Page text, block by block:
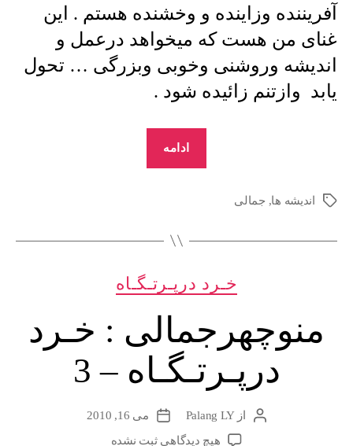
آفریننده وزاینده و وخشنده هستم . این
غنای من هست که میخواهد درعمل و
اندیشه وروشنی وخوبی وبزرگی … تحول
یابد وازتنم زائیده شود .
ادامه
–
برچسب‌ها
اندیشه ها, جمالی
دسته‌ها
خـرد درپـرتـگـاه
منوچهرجمالی : خـرد
درپـرتـگـاه – 3
نویسندهٔ
نوشته
ازPalang LY
تاریخمی 16, 2010
هیچ دیدگاهیبرای
ثبت نشده